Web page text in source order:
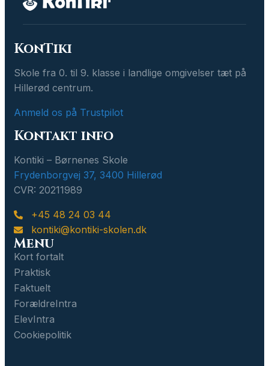
KonTiki
Skole fra 0. til 9. klasse i landlige omgivelser tæt på
Hillerød centrum.
Anmeld os på Trustpilot
Kontakt info
Kontiki – Børnenes Skole
Frydenborgvej 37, 3400 Hillerød
CVR: 20211989
+45 48 24 03 44
kontiki@kontiki-skolen.dk
Menu
Kort fortalt
Praktisk
Faktuelt
ForældreIntra
ElevIntra
Cookiepolitik